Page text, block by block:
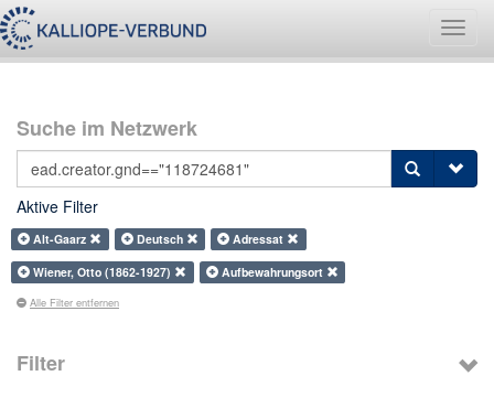
Suche im Netzwerk
Aktive Filter
Alt-Gaarz Deutsch
Adressat
Wiener, Otto (1862-1927)
Aufbewahrungsort
Alle Filter entfernen
Filter